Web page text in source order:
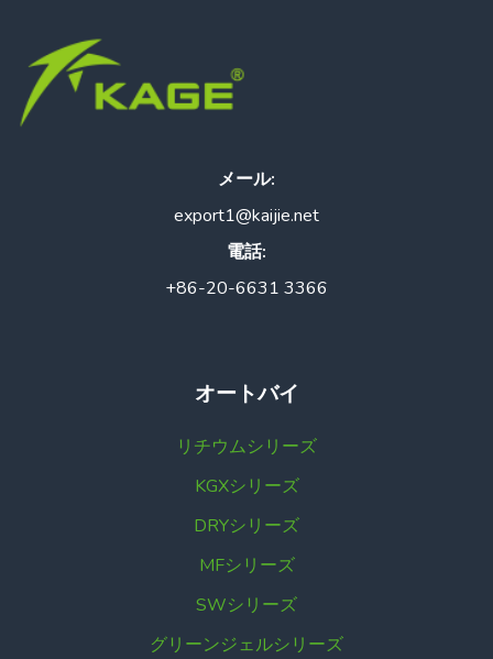
メール:
export1@kaijie.net
電話:
+86-20-6631 3366
オートバイ
リチウムシリーズ
KGXシリーズ
DRYシリーズ
MFシリーズ
SWシリーズ
グリーンジェルシリーズ